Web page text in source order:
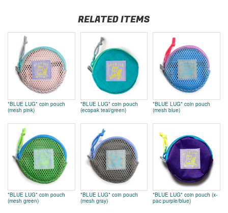
RELATED ITEMS
*BLUE LUG* coin pouch
(mesh pink)
*BLUE LUG* coin pouch
(ecopak teal/green)
*BLUE LUG* coin pouch
(mesh blue)
*BLUE LUG* coin pouch
(mesh green)
*BLUE LUG* coin pouch
(mesh gray)
*BLUE LUG* coin pouch (x-
pac purple/blue)